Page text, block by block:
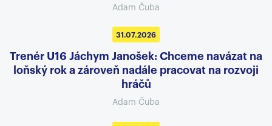
Adam Čuba
31.07.2026
Trenér U16 Jáchym Janošek: Chceme navázat na
loňský rok a zároveň nadále pracovat na rozvoji
hráčů
Adam Čuba